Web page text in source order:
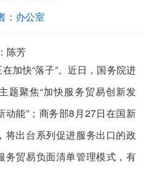
： 办公室
陈芳
加快“落子”。近日，国务院进
题聚焦“加快服务贸易创新发
动能”；商务部8月27日在国新
将出台系列促进服务出口的政
务贸易负面清单管理模式，有